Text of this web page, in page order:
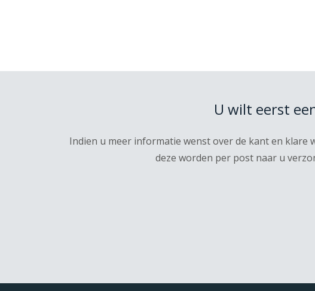
U wilt eerst
Indien u meer informatie wenst over de kant en klare
deze worden per post naar u